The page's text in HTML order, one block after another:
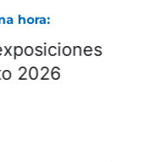
hora:
y exposiciones
2026